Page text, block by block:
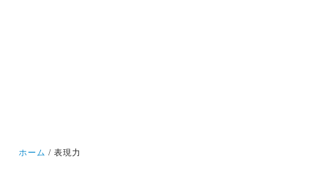
ホーム 表現力